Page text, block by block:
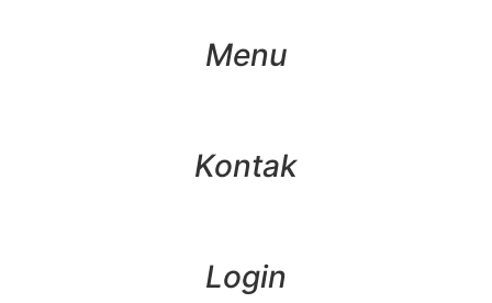
Menu
Kontak
Login